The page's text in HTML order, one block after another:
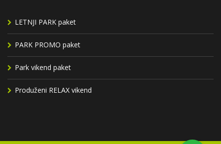
LETNJI PARK paket
PARK PROMO paket
Park vikend paket
Produženi RELAX vikend